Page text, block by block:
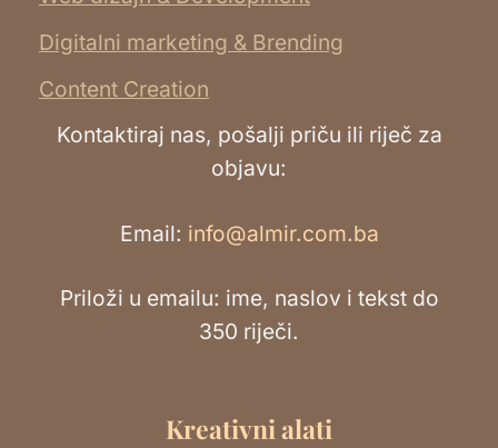
Digitalni marketing & Brending
Content Creation
Kontaktiraj nas, pošalji priču ili riječ za
objavu:
Email: info@almir.com.ba
Priloži u emailu: ime, naslov i tekst do
350 riječi.
Kreativni alati